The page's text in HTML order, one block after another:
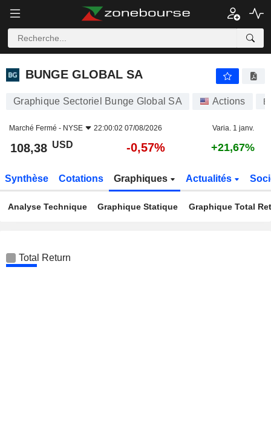
BUNGE GLOBAL SA
BUNGE GLOBAL SA
Graphique Sectoriel Bunge Global SA Actions
Marché Fermé - NYSE 22:00:02 07/08/2026 Varia. 1 janv.
108,38 USD -0,57% +21,67%
Synthèse Cotations Graphiques Actualités
Analyse Technique Graphique Statique Graphique Total
Total Return